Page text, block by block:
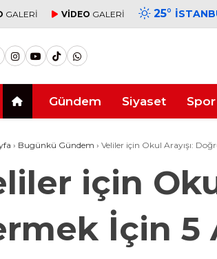
GALERİ VİDEO GALERİ 25°
Gündem Siyaset Spor
› Bugünkü Gündem › Veliler için Okul Arayışı:
için
İçin 5